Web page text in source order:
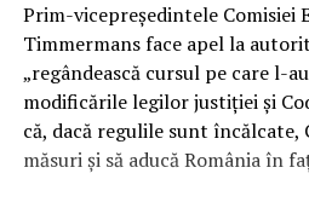
Prim-vicepreşedintele Comisiei
Timmermans face apel la
„regândească cursul pe care l-
modificările legilor justiţiei şi
că, dacă regulile sunt încălcate,
măsuri şi să aducă România în